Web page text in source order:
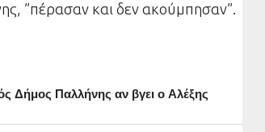
”πέρασαν και δεν ακούμπησαν”.
Δήμος Παλλήνης αν βγει ο Αλέξης